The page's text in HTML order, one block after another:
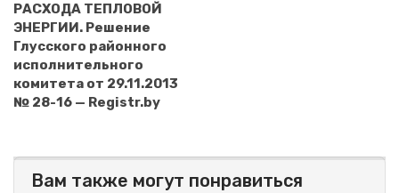
РАСХОДА ТЕПЛОВОЙ
ЭНЕРГИИ. Решение
Глусского районного
исполнительного
комитета от 29.11.2013
№ 28-16 — Registr.by
Вам также могут понравиться